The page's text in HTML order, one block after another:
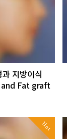
지방이식
Fat graft
Hot